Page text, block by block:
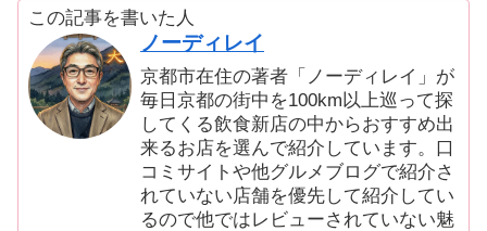
この記事を書いた人
ノーディレイ
京都市在住の著者「ノーディレイ」が
毎日京都の街中を100km以上巡って探
してくる飲食新店の中からおすすめ出
来るお店を選んで紹介しています。口
コミサイトや他グルメブログで紹介さ
れていない店舗を優先して紹介してい
るので他ではレビューされていない魅